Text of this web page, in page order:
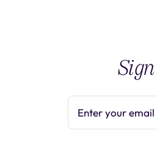
Enter your email